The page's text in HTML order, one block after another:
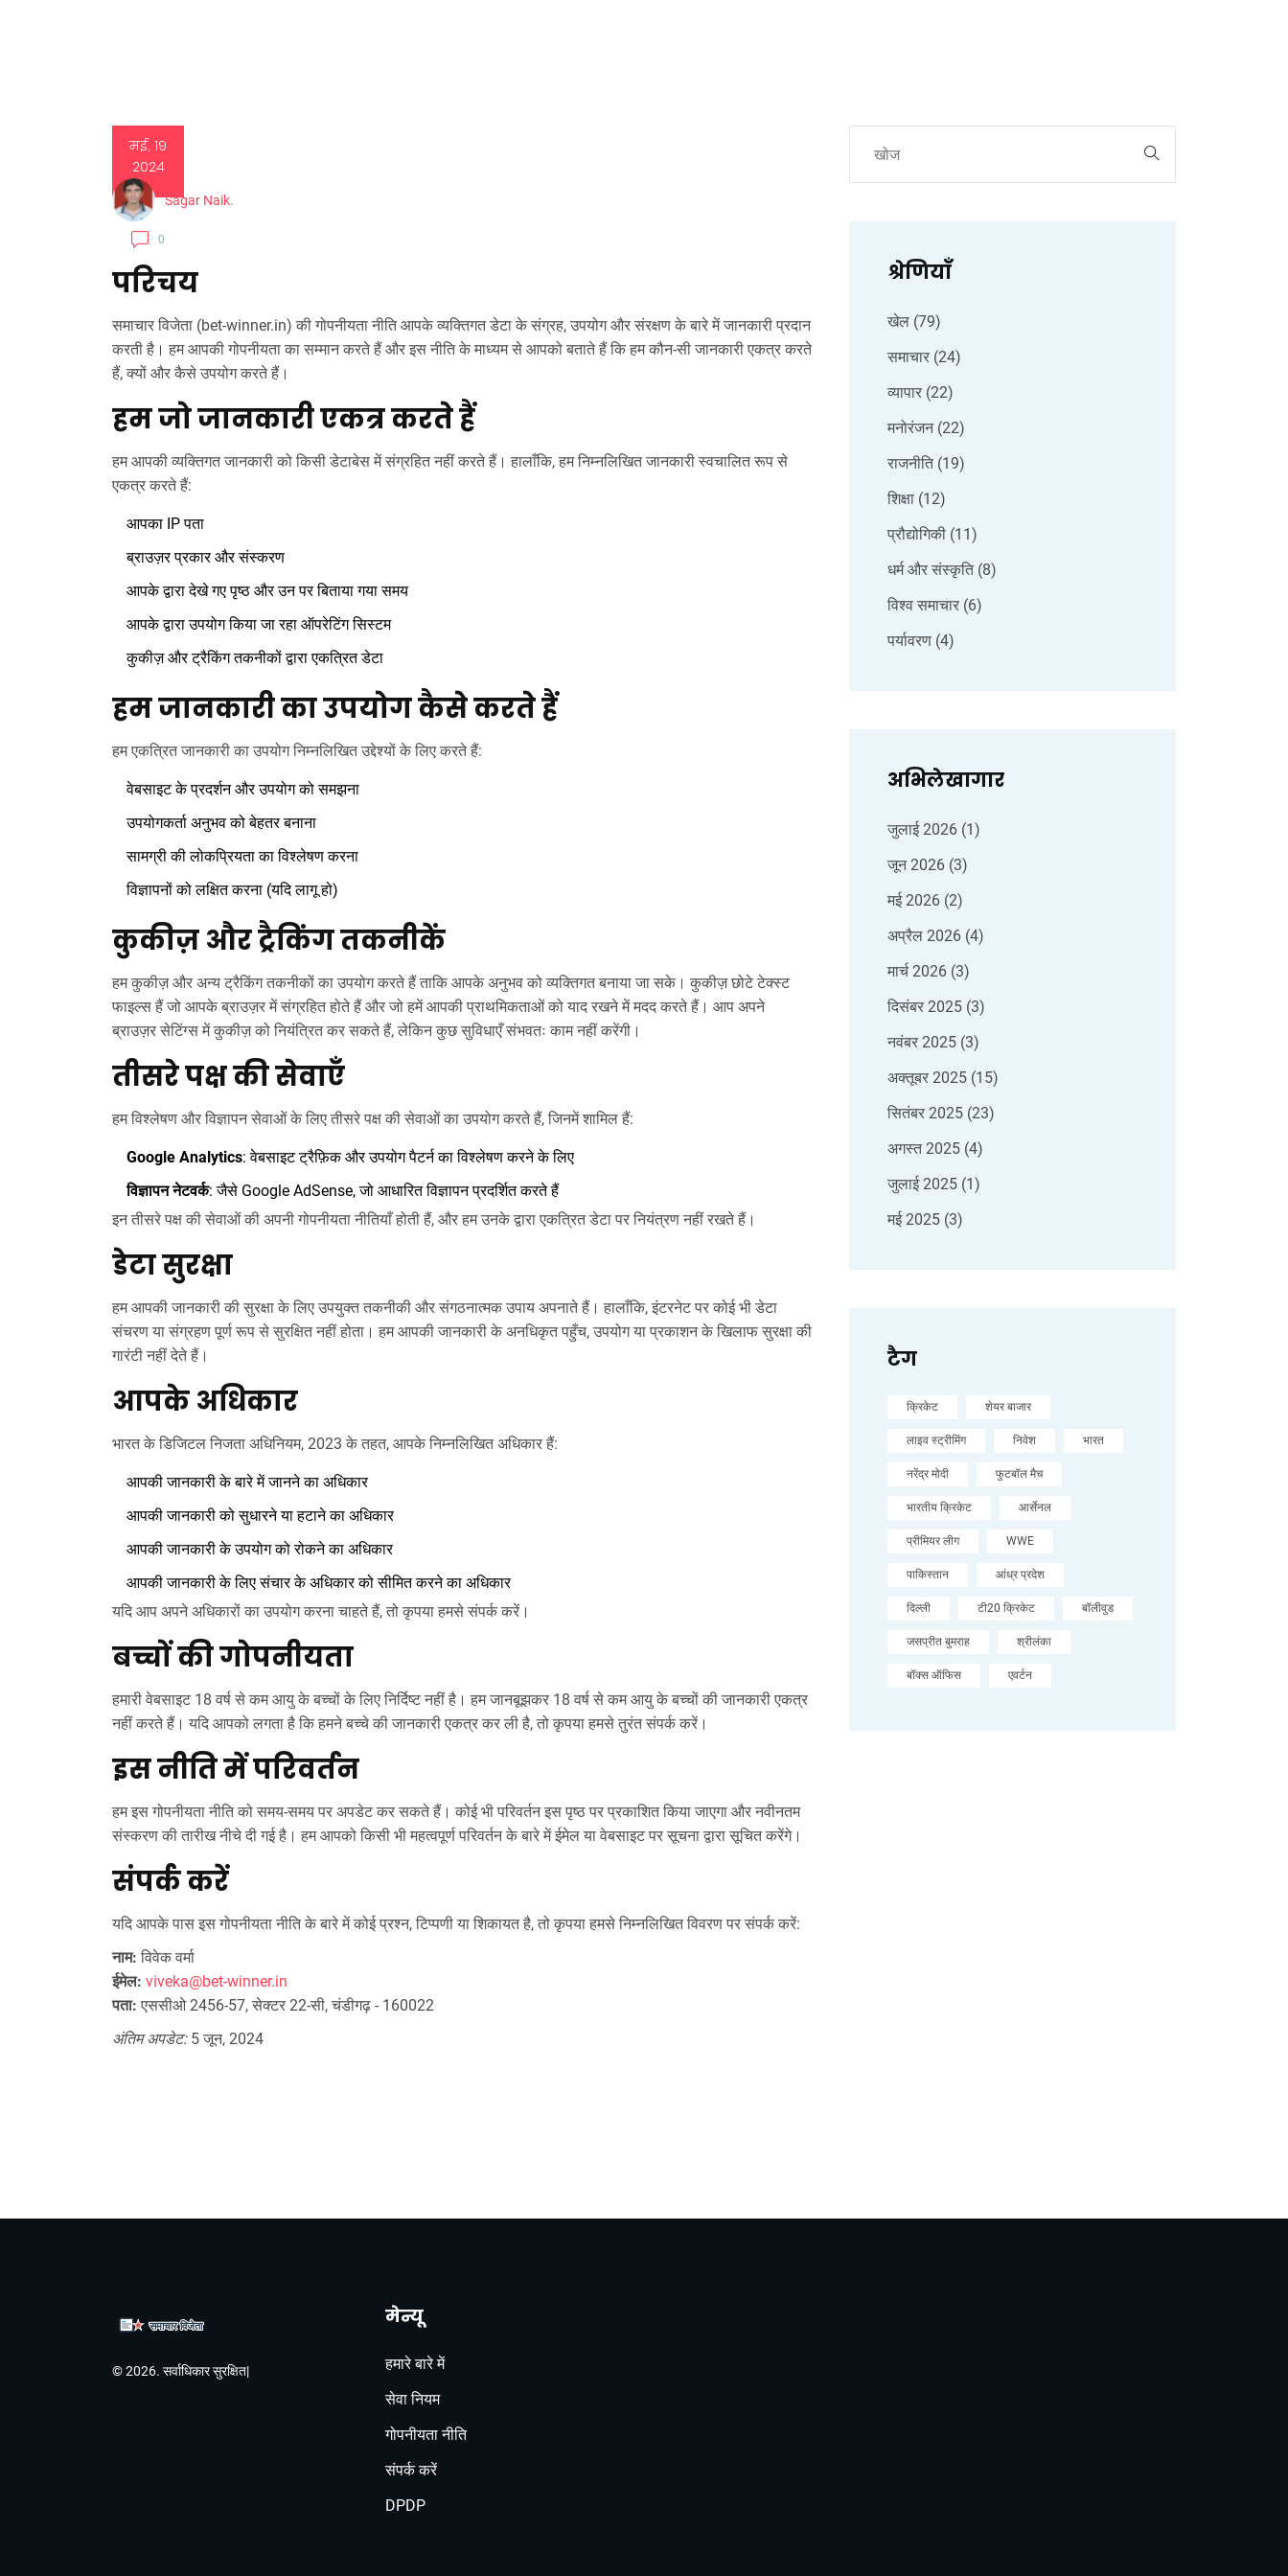
मई, 19
2024
Sagar Naik.
0
परिचय
समाचार विजेता (bet-winner.in) की गोपनीयता नीति आपके व्यक्तिगत डेटा के संग्रह, उपयोग और संरक्षण के बारे में जानकारी प्रदान
करती है। हम आपकी गोपनीयता का सम्मान करते हैं और इस नीति के माध्यम से आपको बताते हैं कि हम कौन-सी जानकारी एकत्र करते
हैं, क्यों और कैसे उपयोग करते हैं।
हम जो जानकारी एकत्र करते हैं
हम आपकी व्यक्तिगत जानकारी को किसी डेटाबेस में संग्रहित नहीं करते हैं। हालाँकि, हम निम्नलिखित जानकारी स्वचालित रूप से
एकत्र करते हैं:
आपका IP पता
ब्राउज़र प्रकार और संस्करण
आपके द्वारा देखे गए पृष्ठ और उन पर बिताया गया समय
आपके द्वारा उपयोग किया जा रहा ऑपरेटिंग सिस्टम
कुकीज़ और ट्रैकिंग तकनीकों द्वारा एकत्रित डेटा
हम जानकारी का उपयोग कैसे करते हैं
हम एकत्रित जानकारी का उपयोग निम्नलिखित उद्देश्यों के लिए करते हैं:
वेबसाइट के प्रदर्शन और उपयोग को समझना
उपयोगकर्ता अनुभव को बेहतर बनाना
सामग्री की लोकप्रियता का विश्लेषण करना
विज्ञापनों को लक्षित करना (यदि लागू हो)
कुकीज़ और ट्रैकिंग तकनीकें
हम कुकीज़ और अन्य ट्रैकिंग तकनीकों का उपयोग करते हैं ताकि आपके अनुभव को व्यक्तिगत बनाया जा सके। कुकीज़ छोटे टेक्स्ट
फाइल्स हैं जो आपके ब्राउज़र में संग्रहित होते हैं और जो हमें आपकी प्राथमिकताओं को याद रखने में मदद करते हैं। आप अपने
ब्राउज़र सेटिंग्स में कुकीज़ को नियंत्रित कर सकते हैं, लेकिन कुछ सुविधाएँ संभवतः काम नहीं करेंगी।
तीसरे पक्ष की सेवाएँ
हम विश्लेषण और विज्ञापन सेवाओं के लिए तीसरे पक्ष की सेवाओं का उपयोग करते हैं, जिनमें शामिल हैं:
Google Analytics: वेबसाइट ट्रैफ़िक और उपयोग पैटर्न का विश्लेषण करने के लिए
विज्ञापन नेटवर्क: जैसे Google AdSense, जो आधारित विज्ञापन प्रदर्शित करते हैं
इन तीसरे पक्ष की सेवाओं की अपनी गोपनीयता नीतियाँ होती हैं, और हम उनके द्वारा एकत्रित डेटा पर नियंत्रण नहीं रखते हैं।
डेटा सुरक्षा
हम आपकी जानकारी की सुरक्षा के लिए उपयुक्त तकनीकी और संगठनात्मक उपाय अपनाते हैं। हालाँकि, इंटरनेट पर कोई भी डेटा
संचरण या संग्रहण पूर्ण रूप से सुरक्षित नहीं होता। हम आपकी जानकारी के अनधिकृत पहुँच, उपयोग या प्रकाशन के खिलाफ सुरक्षा की
गारंटी नहीं देते हैं।
आपके अधिकार
भारत के डिजिटल निजता अधिनियम, 2023 के तहत, आपके निम्नलिखित अधिकार हैं:
आपकी जानकारी के बारे में जानने का अधिकार
आपकी जानकारी को सुधारने या हटाने का अधिकार
आपकी जानकारी के उपयोग को रोकने का अधिकार
आपकी जानकारी के लिए संचार के अधिकार को सीमित करने का अधिकार
यदि आप अपने अधिकारों का उपयोग करना चाहते हैं, तो कृपया हमसे संपर्क करें।
बच्चों की गोपनीयता
हमारी वेबसाइट 18 वर्ष से कम आयु के बच्चों के लिए निर्दिष्ट नहीं है। हम जानबूझकर 18 वर्ष से कम आयु के बच्चों की जानकारी एकत्र
नहीं करते हैं। यदि आपको लगता है कि हमने बच्चे की जानकारी एकत्र कर ली है, तो कृपया हमसे तुरंत संपर्क करें।
इस नीति में परिवर्तन
हम इस गोपनीयता नीति को समय-समय पर अपडेट कर सकते हैं। कोई भी परिवर्तन इस पृष्ठ पर प्रकाशित किया जाएगा और नवीनतम
संस्करण की तारीख नीचे दी गई है। हम आपको किसी भी महत्वपूर्ण परिवर्तन के बारे में ईमेल या वेबसाइट पर सूचना द्वारा सूचित करेंगे।
संपर्क करें
यदि आपके पास इस गोपनीयता नीति के बारे में कोई प्रश्न, टिप्पणी या शिकायत है, तो कृपया हमसे निम्नलिखित विवरण पर संपर्क करें:
नाम: विवेक वर्मा
ईमेल: viveka@bet-winner.in
पता: एससीओ 2456-57, सेक्टर 22-सी, चंडीगढ़ - 160022
अंतिम अपडेट:5 जून, 2024
श्रेणियाँ
खेल (79)
समाचार (24)
व्यापार (22)
मनोरंजन (22)
राजनीति (19)
शिक्षा (12)
प्रौद्योगिकी (11)
धर्म और संस्कृति (8)
विश्व समाचार (6)
पर्यावरण (4)
अभिलेखागार
जुलाई 2026 (1)
जून 2026 (3)
मई 2026 (2)
अप्रैल 2026 (4)
मार्च 2026 (3)
दिसंबर 2025 (3)
नवंबर 2025 (3)
अक्तूबर 2025 (15)
सितंबर 2025 (23)
अगस्त 2025 (4)
जुलाई 2025 (1)
मई 2025 (3)
टैग
क्रिकेट शेयर बाजार
लाइव स्ट्रीमिंग निवेश भारत
नरेंद्र मोदी फुटबॉल मैच
भारतीय क्रिकेट आर्सेनल
प्रीमियर लीग WWE
पाकिस्तान आंध्र प्रदेश
दिल्ली टी20 क्रिकेट बॉलीवुड
जसप्रीत बुमराह श्रीलंका
बॉक्स ऑफिस एवर्टन
© 2026. सर्वाधिकार सुरक्षित|
मेन्यू
हमारे बारे में
सेवा नियम
गोपनीयता नीति
संपर्क करें
DPDP